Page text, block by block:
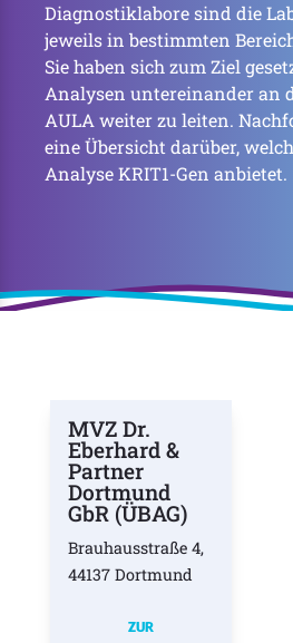
Diagnostiklabore sind die
jeweils in bestimmten
Sie haben sich zum Ziel
Analysen untereinander an
AULA weiter zu leiten.
eine Übersicht darüber,
Analyse KRIT1-Gen anbietet.
MVZ Dr.
Eberhard &
Partner
Dortmund
GbR (ÜBAG)
Brauhausstraße 4,
44137 Dortmund
ZUR